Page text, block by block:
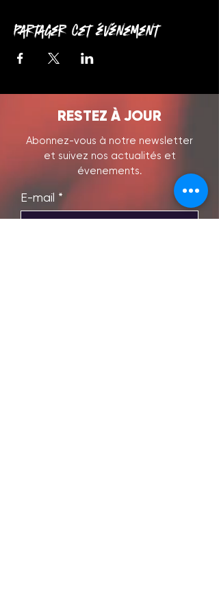
Partager cet événement
RESTEZ À JOUR
Abonnez-vous à notre newsletter
et suivez nos actualités et
évenements.
E-mail